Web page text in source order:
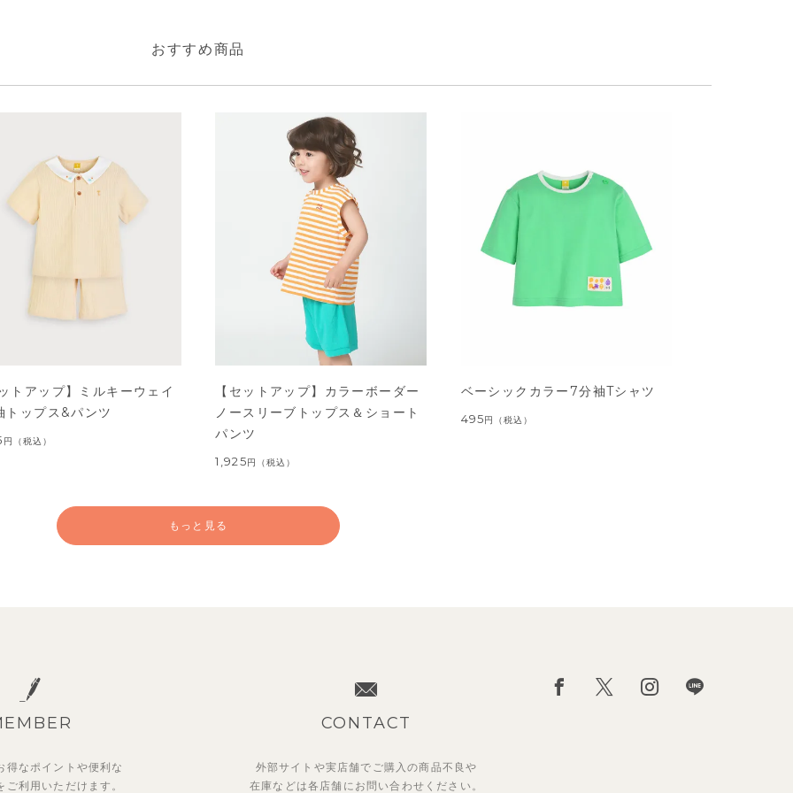
おすすめ商品
トアップ】ミルキーウェイ
トップス&パンツ
円 （税込）
【セットアップ】カラーボーダー
ノースリーブトップス＆ショート
パンツ
1,925円 （税込）
ベーシックカラー7分袖Tシャツ
495円 （税込）
もっと見る
得なポイントや便利な
ご利用いただけます。
CONTACT
外部サイトや実店舗でご購入の商品不良や
在庫などは各店舗に お問い合わせください。